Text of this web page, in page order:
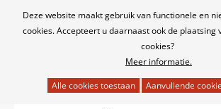
Cookies
Deze website maakt gebruik van functionele en
cookies. Accepteert u daarnaast ook de plaatsing
cookies?
Meer informatie.